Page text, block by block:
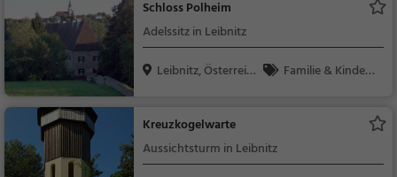
Schloss Polheim
Adelssitz in Leibnitz
Leibnitz, Österreic
Familie & Kinder,
Kreuzkogelwarte
Aussichtsturm in Leibnitz